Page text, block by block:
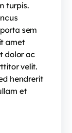
turpis.
sem
amet
dolor ac
velit.
hendrerit
et